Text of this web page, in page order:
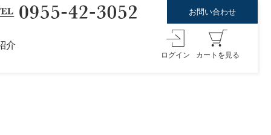
お問い合わせ
介
ログイン カートを見る